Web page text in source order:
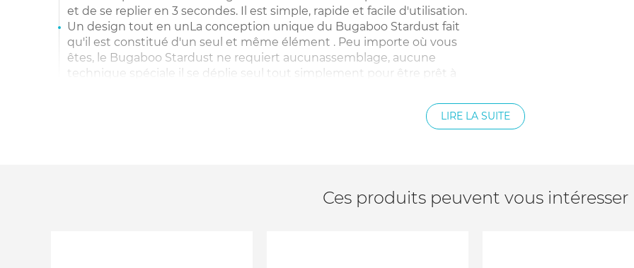
et de se replier en 3 secondes. Il est simple, rapide et facile d'utilisation.
Un design tout en unLa conception unique du Bugaboo Stardust fait
qu'il est constitué d'un seul et même élément . Peu importe où vous
êtes, le Bugaboo Stardust ne requiert aucunassemblage, aucune
technique spéciale il se déplie seul tout simplement pour être prêt à
en un simple tour de main en seulement 3 secondes et sans avoir
besoin de retirer le matelas. Il est parfait pour les parents occupés qui
enfants, tout en restant légerIl est conçu pour offrir un sommeil plus
LIRE LA SUITE
Ces produits peuvent vous intéresser